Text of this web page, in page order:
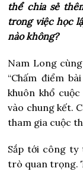
thể chia sẻ
trong việc học
nào không?
Nam Long
“Chấm điểm
khuôn khổ
vào chung kết.
tham gia cuộc
Sắp tới công ty
trò quan trọng.